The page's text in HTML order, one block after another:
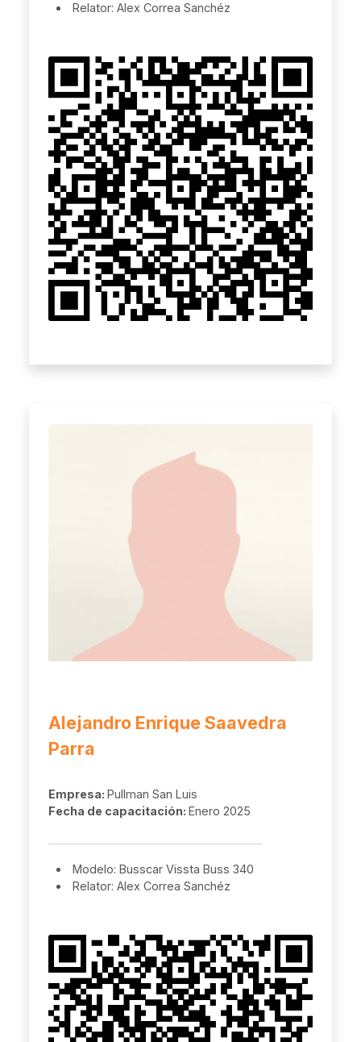
Relator: Alex Correa Sanchéz
Alejandro Enrique Saavedra
Parra
Empresa: Pullman San Luis
Fecha de capacitación: Enero 2025
Modelo: Busscar Vissta Buss 340
Relator: Alex Correa Sanchéz